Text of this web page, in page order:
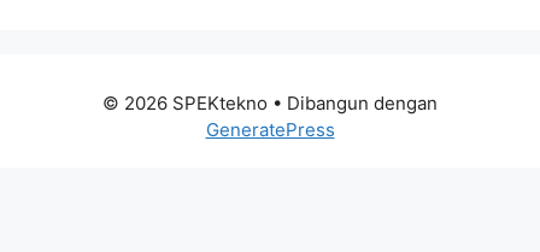
© 2026 SPEKtekno • Dibangun dengan
GeneratePress